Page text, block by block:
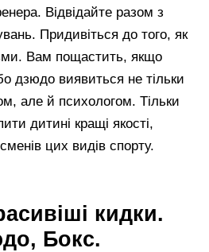
Відвідайте разом з
Придивіться до того, як
Вам пощастить, якщо
дзюдо виявиться не тільки
але й психологом. Тільки
дитині кращі якості,
цих видів спорту.
кидки.
Бокс.